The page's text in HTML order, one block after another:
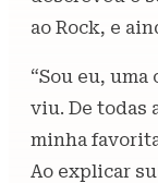
ao Rock, e
“Sou eu,
viu. De todas
minha
Ao explicar